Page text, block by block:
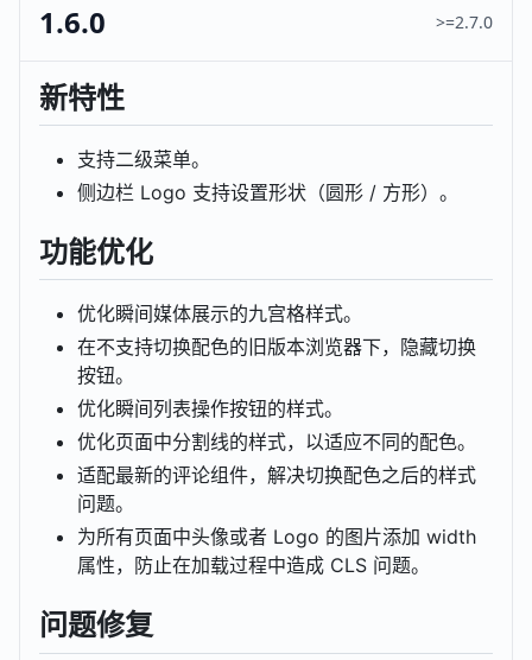
1.6.0 >=2.7.0
新特性
支持二级菜单。
侧边栏 Logo 支持设置形状（圆形 / 方形）。
功能优化
优化瞬间媒体展示的九宫格样式。
在不支持切换配色的旧版本浏览器下，隐藏切换
按钮。
优化瞬间列表操作按钮的样式。
优化页面中分割线的样式，以适应不同的配色。
适配最新的评论组件，解决切换配色之后的样式
问题。
为所有页面中头像或者 Logo 的图片添加 width
属性，防止在加载过程中造成 CLS 问题。
问题修复